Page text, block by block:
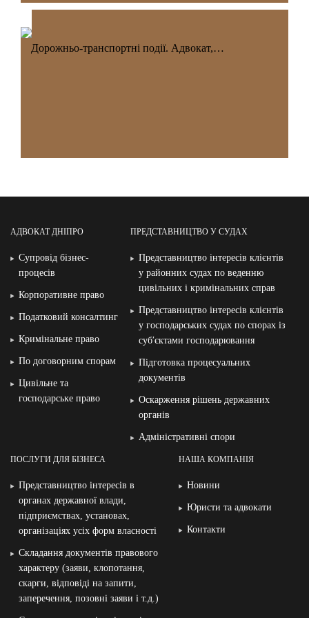
Дорожньо-транспортні події. Адвокат,…
АДВОКАТ ДНІПРО
Супровід бізнес-
процесів
Корпоративне право
Податковий консалтинг
Кримінальне право
По договорним спорам
Цивільне та
господарське право
ПРЕДСТАВНИЦТВО У СУДАХ
Представництво інтересів клієнтів
у районних судах по веденню
цивільних і кримінальних справ
Представництво інтересів клієнтів
у господарських судах по спорах із
суб′єктами господарювання
Підготовка процесуальних
документів
Оскарження рішень державних
органів
Адміністративні спори
ПОСЛУГИ ДЛЯ БІЗНЕСА
Представництво інтересів в
органах державної влади,
підприємствах, установах,
організаціях усіх форм власності
Складання документів правового
характеру (заяви, клопотання,
скарги, відповіді на запити,
заперечення, позовні заяви і т.д.)
НАША КОМПАНІЯ
Новини
Юристи та адвокати
Контакти